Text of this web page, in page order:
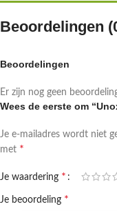
Beoordelingen
Beoordelingen
Er zijn nog geen
Wees de eerste om
Je e-mailadres wordt niet
met *
Je waardering *
Je beoordeling *